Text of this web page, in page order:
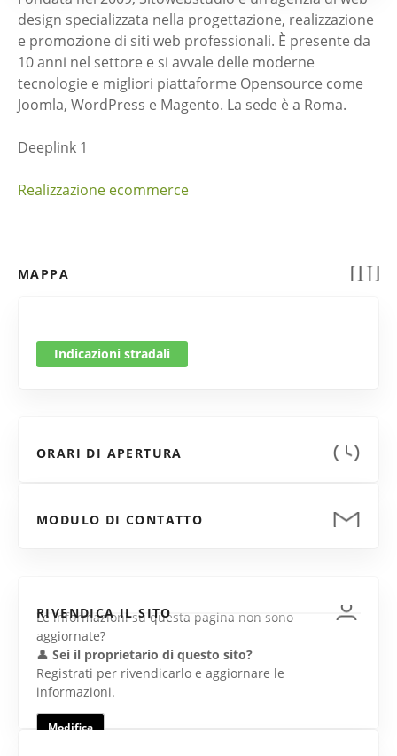
design specializzata nella progettazione, realizzazione
e promozione di siti web professionali. È presente da
10 anni nel settore e si avvale delle moderne
tecnologie e migliori piattaforme Opensource come
Joomla, WordPress e Magento. La sede è a Roma.
Deeplink 1
Realizzazione ecommerce
MAPPA
Indicazioni stradali
ORARI DI APERTURA
MODULO DI CONTATTO
RIVENDICA IL SITO
Le informazioni su questa pagina non sono
aggiornate?
👤 Sei il proprietario di questo sito?
Registrati per rivendicarlo e aggiornare le
informazioni.
Modifica